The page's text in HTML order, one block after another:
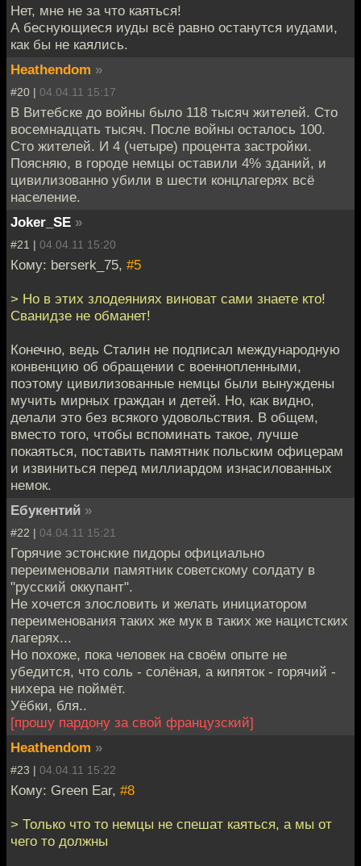
Нет, мне не за что каяться!
А беснующиеся иуды всё равно останутся иудами,
как бы не каялись.
Heathendom »
#20 | 04.04.11 15:17
В Витебске до войны было 118 тысяч жителей. Сто
восемнадцать тысяч. После войны осталось 100.
Сто жителей. И 4 (четыре) процента застройки.
Поясняю, в городе немцы оставили 4% зданий, и
цивилизованно убили в шести концлагерях всё
население.
Joker_SE »
#21 | 04.04.11 15:20
Кому: berserk_75, #5
> Но в этих злодеяниях виноват сами знаете кто!
Сванидзе не обманет!
Конечно, ведь Сталин не подписал международную
конвенцию об обращении с военнопленными,
поэтому цивилизованные немцы были вынуждены
мучить мирных граждан и детей. Но, как видно,
делали это без всякого удовольствия. В общем,
вместо того, чтобы вспоминать такое, лучше
покаяться, поставить памятник польским офицерам
и извиниться перед миллиардом изнасилованных
немок.
Ебукентий »
#22 | 04.04.11 15:21
Горячие эстонские пидоры официально
переименовали памятник советскому солдату в
"русский оккупант".
Не хочется злословить и желать инициатором
переименования таких же мук в таких же нацистских
лагерях...
Но похоже, пока человек на своём опыте не
убедится, что соль - солёная, а кипяток - горячий -
нихера не поймёт.
Уёбки, бля..
[прошу пардону за свой французский]
Heathendom »
#23 | 04.04.11 15:22
Кому: Green Ear, #8
> Только что то немцы не спешат каяться, а мы от
чего то должны